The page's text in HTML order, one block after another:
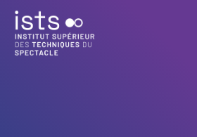
main
content